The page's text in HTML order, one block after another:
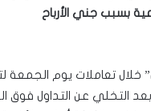
بسبب جني الأرباح
خلال تعاملات يوم الجمعة